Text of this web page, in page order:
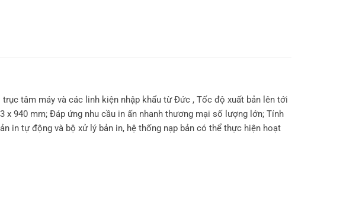
tâm máy và các linh kiện nhập khẩu từ Đức , Tốc độ xuất bản lên tới
940 mm; Đáp ứng nhu cầu in ấn nhanh thương mại số lượng lớn; Tính
in tự động và bộ xử lý bản in, hệ thống nạp bản có thể thực hiện hoạt